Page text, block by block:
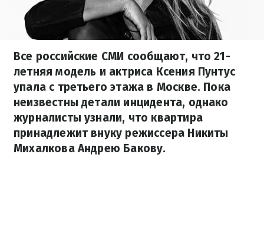
Все российские СМИ сообщают, что 21-
летняя модель и актриса Ксения Пунтус
упала с третьего этажа в Москве. Пока
неизвестны детали инцидента, однако
журналисты узнали, что квартира
принадлежит внуку режиссера Никиты
Михалкова Андрею Бакову.